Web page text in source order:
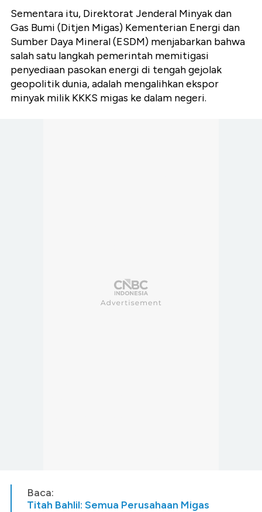
Sementara itu, Direktorat Jenderal Minyak dan
Gas Bumi (Ditjen Migas) Kementerian Energi dan
Sumber Daya Mineral (ESDM) menjabarkan bahwa
salah satu langkah pemerintah memitigasi
penyediaan pasokan energi di tengah gejolak
geopolitik dunia, adalah mengalihkan ekspor
minyak milik KKKS migas ke dalam negeri.
Baca:
Titah Bahlil: Semua Perusahaan Migas